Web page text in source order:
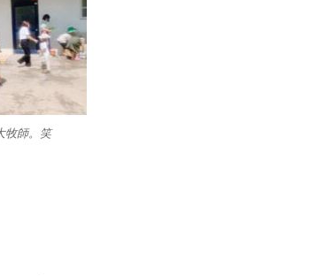
牧師。笑